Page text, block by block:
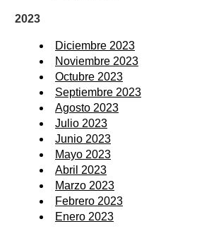
2023
Diciembre 2023
Noviembre 2023
Octubre 2023
Septiembre 2023
Agosto 2023
Julio 2023
Junio 2023
Mayo 2023
Abril 2023
Marzo 2023
Febrero 2023
Enero 2023